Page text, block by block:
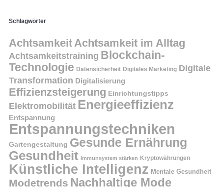
Schlagwörter
AchtsamkeitAchtsamkeit im Alltag
Achtsamkeitstraining Blockchain-
Technologie Datensicherheit Digitales Marketing Digitale
Transformation Digitalisierung
Effizienzsteigerung Einrichtungstipps
Elektromobilität Energieeffizienz
Entspannung
Entspannungstechniken
Gartengestaltung Gesunde Ernährung
Gesundheit Immunsystem stärken Kryptowährungen
Künstliche Intelligenz Mentale Gesundheit
Modetrends Nachhaltige Mode